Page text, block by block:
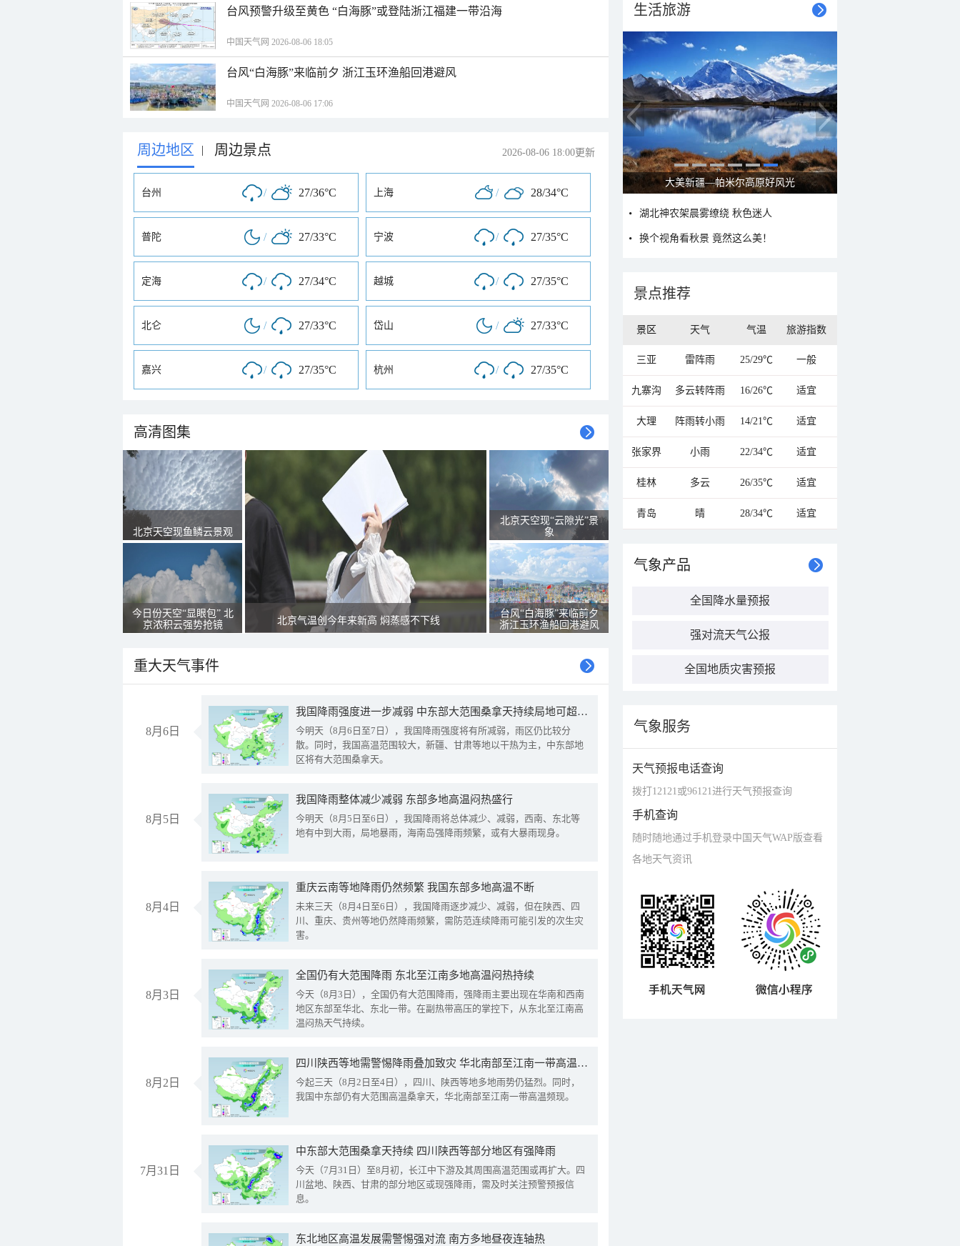
台风预警升级至黄色 “白海豚”或登陆浙江福建一带沿海
中国天气网 2026-08-06 18:05
台风“白海豚”来临前夕 浙江玉环渔船回港避风
中国天气网 2026-08-06 17:06
周边地区 | 周边景点 2026-08-06 18:00更新
台州 / 27/36°C 上海 / 28/34°C
普陀 / 27/33°C 宁波 / 27/35°C
定海 / 27/34°C 越城 / 27/35°C
北仑 / 27/33°C 岱山 / 27/33°C
嘉兴 / 27/35°C 杭州 / 27/35°C
高清图集
北京天空现鱼鳞云景观
今日份天空“显眼包” 北
京浓积云强势抢镜
北京气温创今年来新高 焖蒸感不下线
北京天空现“云隙光”景
象
台风“白海豚”来临前夕
浙江玉环渔船回港避风
重大天气事件
8月6日
我国降雨强度进一步减弱 中东部大范围桑拿天持续局地可超38℃
今明天（8月6日至7日），我国降雨强度将有所减弱，雨区仍比较分
散。同时，我国高温范围较大，新疆、甘肃等地以干热为主，中东部地
区将有大范围桑拿天。
8月5日
我国降雨整体减少减弱 东部多地高温闷热盛行
今明天（8月5日至6日），我国降雨将总体减少、减弱，西南、东北等
地有中到大雨，局地暴雨，海南岛强降雨频繁，或有大暴雨现身。
8月4日
重庆云南等地降雨仍然频繁 我国东部多地高温不断
未来三天（8月4日至6日），我国降雨逐步减少、减弱，但在陕西、四
川、重庆、贵州等地仍然降雨频繁，需防范连续降雨可能引发的次生灾
害。
8月3日
全国仍有大范围降雨 东北至江南多地高温闷热持续
今天（8月3日），全国仍有大范围降雨，强降雨主要出现在华南和西南
地区东部至华北、东北一带。在副热带高压的掌控下，从东北至江南高
温闷热天气持续。
8月2日
四川陕西等地需警惕降雨叠加致灾 华北南部至江南一带高温频现
今起三天（8月2日至4日），四川、陕西等地多地雨势仍猛烈。同时，
我国中东部仍有大范围高温桑拿天，华北南部至江南一带高温频现。
7月31日
中东部大范围桑拿天持续 四川陕西等部分地区有强降雨
今天（7月31日）至8月初，长江中下游及其周围高温范围或再扩大。四
川盆地、陕西、甘肃的部分地区或现强降雨，需及时关注预警预报信
息。
东北地区高温发展需警惕强对流 南方多地昼夜连轴热
生活旅游
大美新疆—帕米尔高原好风光
湖北神农架晨雾缭绕 秋色迷人
换个视角看秋景 竟然这么美！
景点推荐
景区 天气 气温 旅游指数
三亚 雷阵雨 25/29℃ 一般
九寨沟 多云转阵雨 16/26℃ 适宜
大理 阵雨转小雨 14/21℃ 适宜
张家界 小雨 22/34℃ 适宜
桂林 多云 26/35℃ 适宜
青岛 晴 28/34℃ 适宜
气象产品
全国降水量预报
强对流天气公报
全国地质灾害预报
气象服务
天气预报电话查询
拨打12121或96121进行天气预报查询
手机查询
随时随地通过手机登录中国天气WAP版查看
各地天气资讯